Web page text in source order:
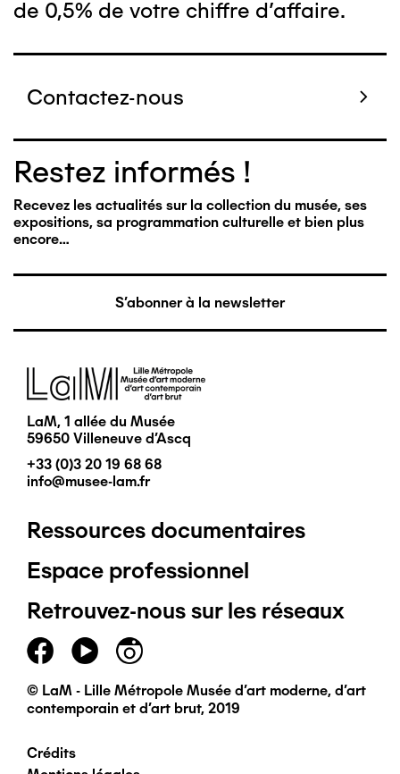
de 0,5% de votre chiffre d'affaire.
Contactez-nous
Restez informés !
Recevez les actualités sur la collection du musée, ses
expositions, sa programmation culturelle et bien plus
encore…
S'abonner à la newsletter
Image
LaM, 1 allée du Musée
59650 Villeneuve d'Ascq
+33 (0)3 20 19 68 68
info@musee-lam.fr
Pied
de
page
principal
Ressources documentaires
Espace professionnel
Retrouvez-nous sur les réseaux
© LaM - Lille Métropole Musée d'art moderne, d'art
contemporain et d'art brut, 2019
Pied
Crédits